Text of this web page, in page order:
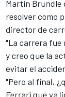
Martin Brundle
resolver como
director de
"La carrera fue
y creo que la
evitar el
"Pero al final,
Ferrari que va